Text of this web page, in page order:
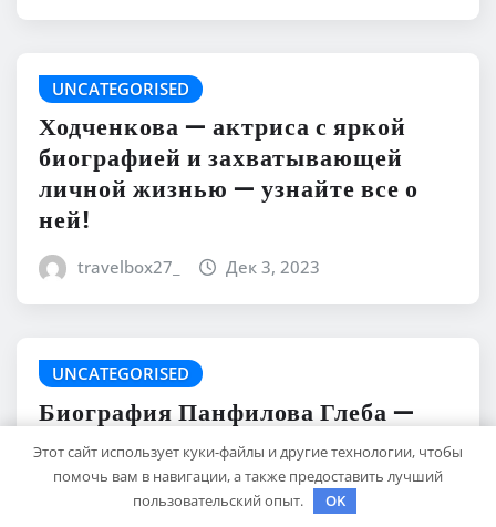
UNCATEGORISED
Ходченкова — актриса с яркой
биографией и захватывающей
личной жизнью — узнайте все о
ней!
travelbox27_ Дек 3, 2023
UNCATEGORISED
Биография Панфилова Глеба —
история его первой жены и
семейных отношений
Дек 3, 2023
Этот сайт использует куки-файлы и другие технологии, чтобы
помочь вам в навигации, а также предоставить лучший
пользовательский опыт.
OK